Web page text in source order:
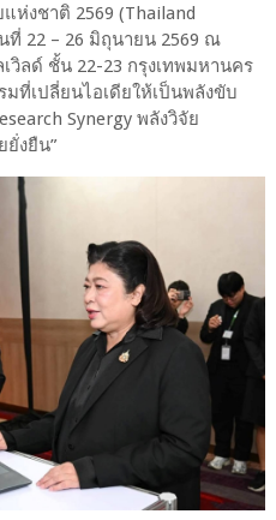
ห่งชาติ 2569 (Thailand
นที่ 22 – 26 มิถุนายน 2569 ณ
วิลด์ ชั้น 22-23 กรุงเทพมหานคร
ที่เปลี่ยนไอเดียให้เป็นพลังขับ
Synergy พลังวิจัย
ยั่งยืน”